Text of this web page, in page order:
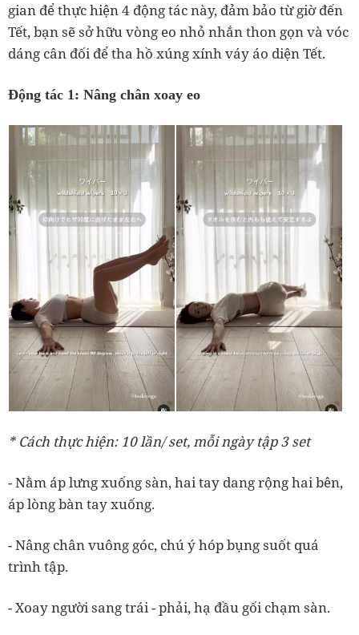
gian để thực hiện 4 động tác này, đảm bảo từ giờ đến
Tết, bạn sẽ sở hữu vòng eo nhỏ nhắn thon gọn và vóc
dáng cân đối để tha hồ xúng xính váy áo diện Tết.
Động tác 1: Nâng chân xoay eo
* Cách thực hiện: 10 lần/ set, mỗi ngày tập 3 set
- Nằm áp lưng xuống sàn, hai tay dang rộng hai bên,
áp lòng bàn tay xuống.
- Nâng chân vuông góc, chú ý hóp bụng suốt quá
trình tập.
- Xoay người sang trái - phải, hạ đầu gối chạm sàn.